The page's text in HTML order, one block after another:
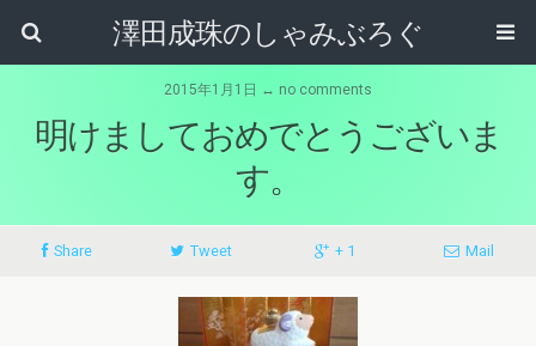
澤田成珠のしゃみぶろぐ
2015年1月1日 ↔ no comments
明けましておめでとうございま
す。
Share Tweet + 1 Mail